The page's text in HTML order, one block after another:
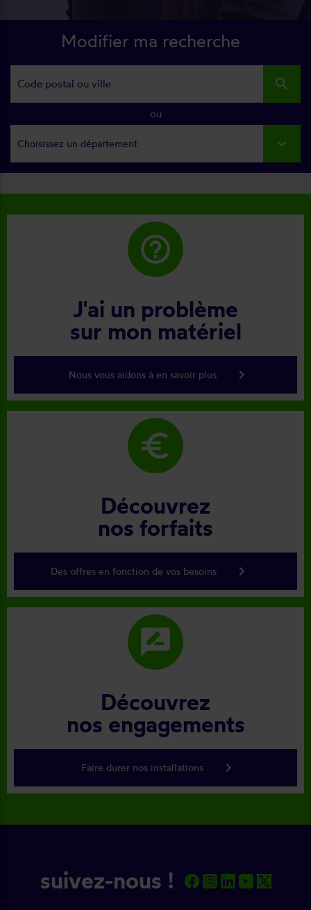
Modifier ma recherche
search
ou
Choisissez un département
help_outline
J'ai un problème
sur mon matériel
Nous vous aidons à en savoir plus keyboard_arrow_right
euro
Découvrez
nos forfaits
Des offres en fonction de vos besoins keyboard_arrow_right
rate_review
Découvrez
nos engagements
Faire durer nos installations keyboard_arrow_right
suivez-nous !